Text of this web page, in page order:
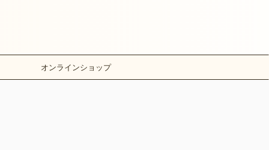
オンラインショップ